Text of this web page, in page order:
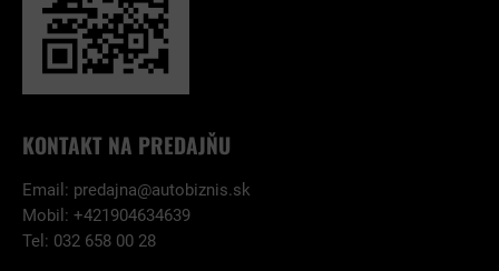
KONTAKT NA PREDAJŇU
Email: predajna@autobiznis.sk
Mobil: +421904634639
Tel: 032 658 00 28